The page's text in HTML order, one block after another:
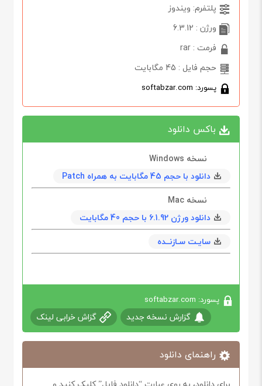
پلتفرم: ویندوز
ورژن : 6.3.12
فرمت : rar
حجم فایل : 45 مگابایت
پسورد: softabzar.com
باکس دانلود
نسخه Windows
دانلود با حجم 45 مگابايت به همراه Patch
نسخه Mac
دانلود ورژن 6.1.92 با حجم 40 مگابايت
سایـت سـازنــده
پسورد: softabzar.com
گزارش نسخه جدید گزاش خرابی لینک
راهنمای دانلود